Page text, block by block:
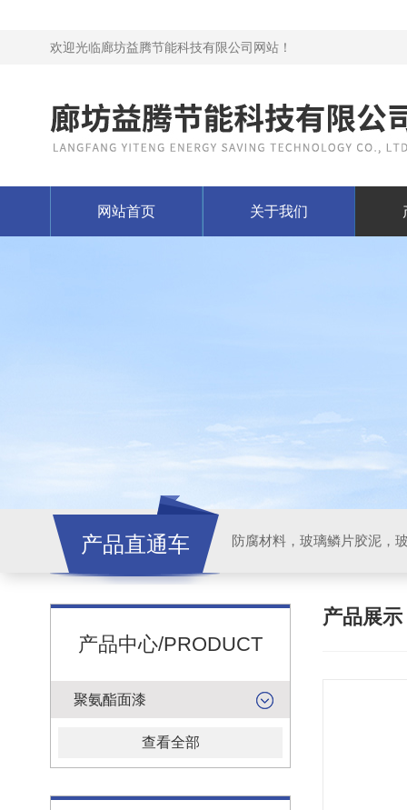
欢迎光临廊坊益腾节能科技有限公司网站！
网站首页 关于我们
产品直通车
产品中心/PRODUCT
聚氨酯面漆
查看全部
产品展示